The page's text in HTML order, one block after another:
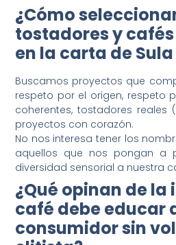
¿Cómo
tostadores y
en la carta de Sula
Buscamos proyectos que
respeto por el origen, respeto
coherentes, tostadores
proyectos con corazón.
No nos interesa tener los
aquellos que nos pongan a
diversidad sensorial a nuestra
¿Qué opinan de la
café debe educar
consumidor sin